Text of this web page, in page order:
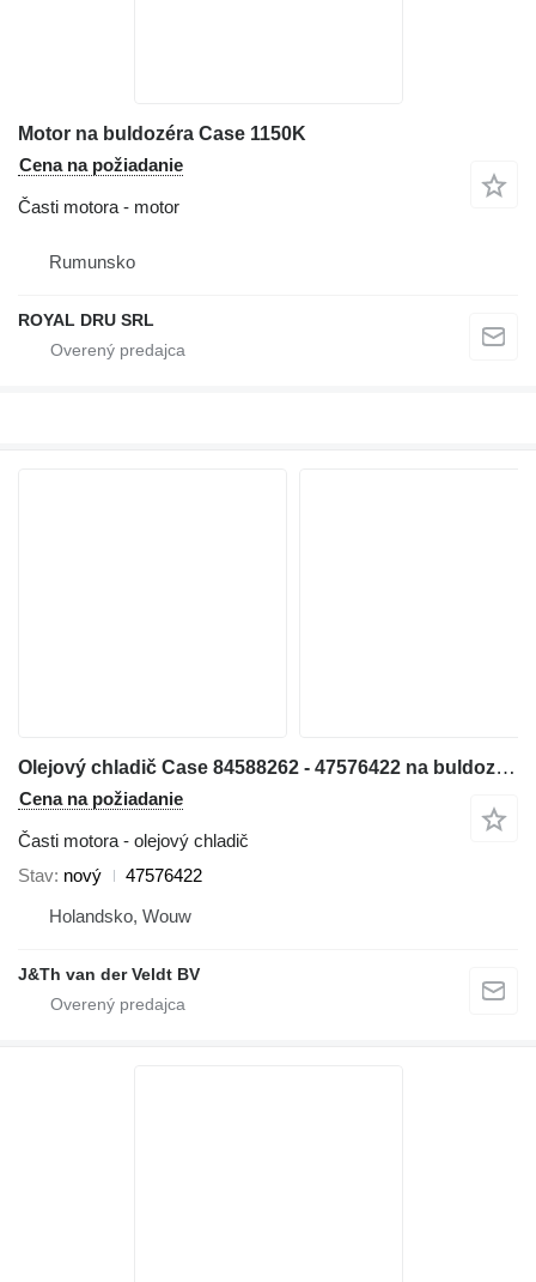
Motor na buldozéra Case 1150K
Cena na požiadanie
Časti motora - motor
Rumunsko
ROYAL DRU SRL
Olejový chladič Case 84588262 - 47576422 na buldozéra Case 1150MLT 1150MWT D125C-LT D125C-WT 1150MWT-LGP D125CWT-LGP
Cena na požiadanie
Časti motora - olejový chladič
Stav nový
47576422
Holandsko, Wouw
J&Th van der Veldt BV